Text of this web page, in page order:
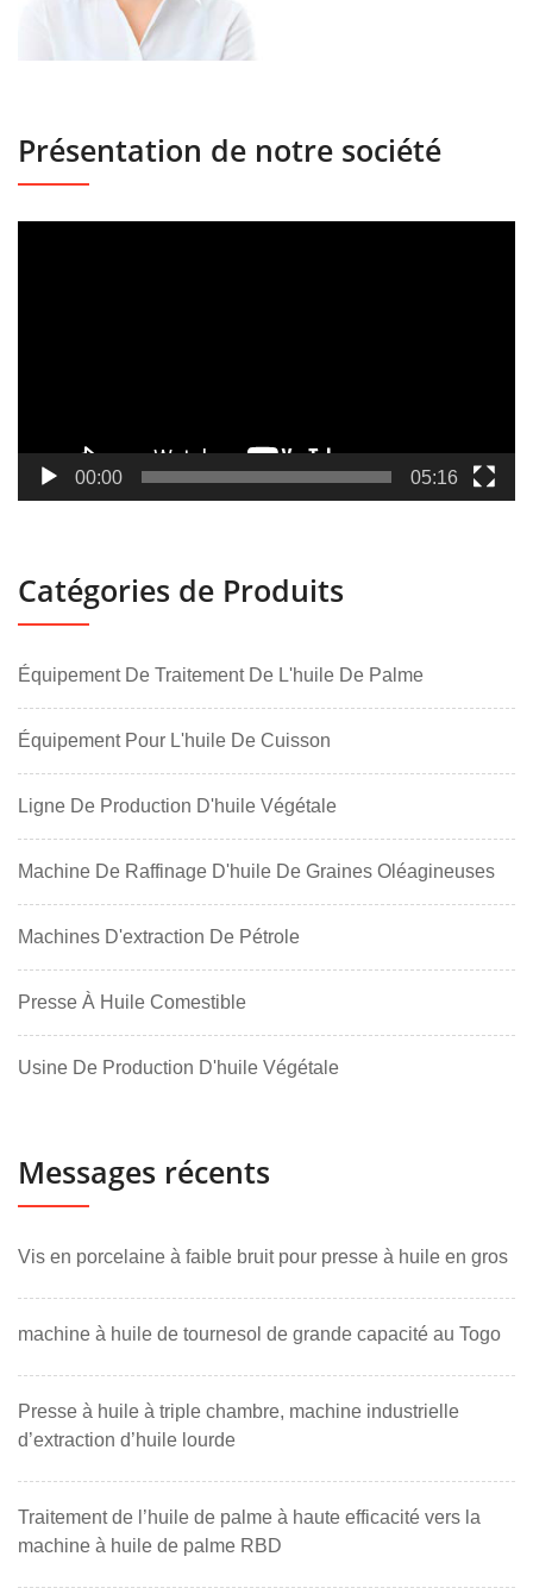
Présentation de notre société
00:00 05:16
Catégories de Produits
Équipement De Traitement De L'huile De Palme
Équipement Pour L'huile De Cuisson
Ligne De Production D'huile Végétale
Machine De Raffinage D'huile De Graines Oléagineuses
Machines D'extraction De Pétrole
Presse À Huile Comestible
Usine De Production D'huile Végétale
Messages récents
Vis en porcelaine à faible bruit pour presse à huile en gros
machine à huile de tournesol de grande capacité au Togo
Presse à huile à triple chambre, machine industrielle
d’extraction d’huile lourde
Traitement de l’huile de palme à haute efficacité vers la
machine à huile de palme RBD